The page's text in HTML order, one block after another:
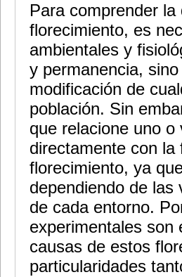
Para comprender
florecimiento, es
ambientales y
y permanencia,
modificación de
población. Sin
que relacione uno
directamente con
florecimiento, ya
dependiendo de las
de cada entorno.
experimentales son
causas de estos
particularidades